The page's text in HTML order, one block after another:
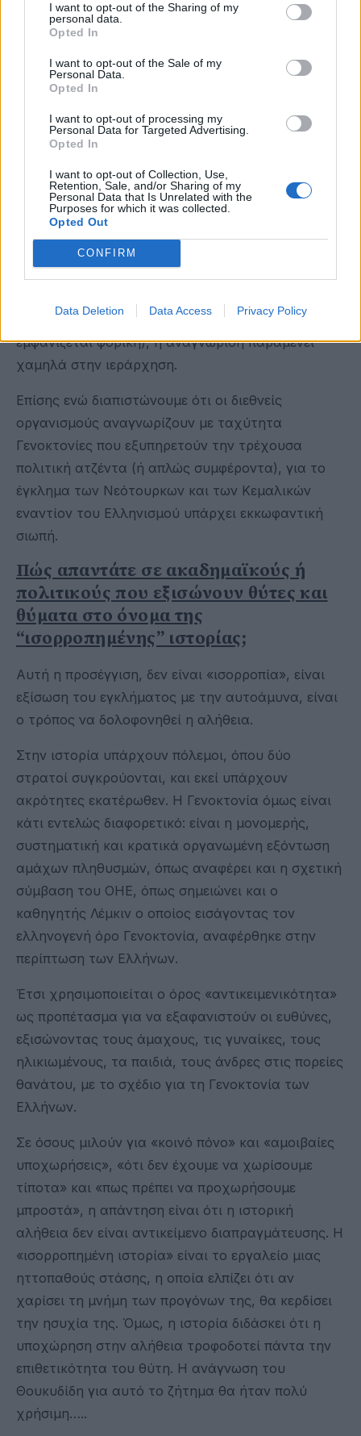
I want to opt-out of the Sharing of my
personal data.
Opted In
I want to opt-out of the Sale of my
Personal Data.
Opted In
I want to opt-out of processing my
Personal Data for Targeted Advertising.
Opted In
I want to opt-out of Collection, Use,
Retention, Sale, and/or Sharing of my
Personal Data that Is Unrelated with the
Purposes for which it was collected.
Opted Out
CONFIRM
Data Deletion Data Access Privacy Policy
απλώς «πολεμικά γεγονότα». Η Γενοκτονία των
Ελλήνων συχνά τοποθετείται σε μια «δεύτερη
κατηγορία», επειδή η Τουρκία –σε αντίθεση με τη
μεταπολεμική Γερμανία– δεν ηττήθηκε (ηθικά) και
Η ιεράρχηση καθορίζεται επίσης από το ποιος
θύτης είναι ένας στρατηγικός σύμμαχος της
Δύσης (όπως η Τουρκία), η Γενοκτονία
«υποβαθμίζεται» στην ιεραρχία για να μην
διαταραχθούν οι «ισορροπίες». Αν το θύμα δεν
δυστυχώς συμβαίνει συχνά με την Ελλάδα που
εμφανίζεται φοβική), η αναγνώριση παραμένει
χαμηλά στην ιεράρχηση.
Επίσης ενώ διαπιστώνουμε ότι οι διεθνείς
οργανισμούς αναγνωρίζουν με ταχύτητα
Γενοκτονίες που εξυπηρετούν την τρέχουσα
πολιτική ατζέντα (ή απλώς συμφέροντα), για το
έγκλημα των Νεότουρκων και των Κεμαλικών
εναντίον του Ελληνισμού υπάρχει εκκωφαντική
σιωπή.
Πώς απαντάτε σε ακαδημαϊκούς ή
πολιτικούς που εξισώνουν θύτες και
θύματα στο όνομα της
“ισορροπημένης” ιστορίας;
Αυτή η προσέγγιση, δεν είναι «ισορροπία», είναι
εξίσωση του εγκλήματος με την αυτοάμυνα, είναι
ο τρόπος να δολοφονηθεί η αλήθεια.
Στην ιστορία υπάρχουν πόλεμοι, όπου δύο
στρατοί συγκρούονται, και εκεί υπάρχουν
ακρότητες εκατέρωθεν. Η Γενοκτονία όμως είναι
κάτι εντελώς διαφορετικό: είναι η μονομερής,
συστηματική και κρατικά οργανωμένη εξόντωση
αμάχων πληθυσμών, όπως αναφέρει και η σχετική
σύμβαση του ΟΗΕ, όπως σημειώνει και ο
καθηγητής Λέμκιν ο οποίος εισάγοντας τον
ελληνογενή όρο Γενοκτονία, αναφέρθηκε στην
περίπτωση των Ελλήνων.
Έτσι χρησιμοποιείται ο όρος «αντικειμενικότητα»
ως προπέτασμα για να εξαφανιστούν οι ευθύνες,
εξισώνοντας τους άμαχους, τις γυναίκες, τους
ηλικιωμένους, τα παιδιά, τους άνδρες στις πορείες
θανάτου, με το σχέδιο για τη Γενοκτονία των
Ελλήνων.
Σε όσους μιλούν για «κοινό πόνο» και «αμοιβαίες
υποχωρήσεις», «ότι δεν έχουμε να χωρίσουμε
τίποτα» και «πως πρέπει να προχωρήσουμε
μπροστά», η απάντηση είναι ότι η ιστορική
αλήθεια δεν είναι αντικείμενο διαπραγμάτευσης. Η
«ισορροπημένη ιστορία» είναι το εργαλείο μιας
ηττοπαθούς στάσης, η οποία ελπίζει ότι αν
χαρίσει τη μνήμη των προγόνων της, θα κερδίσει
την ησυχία της. Όμως, η ιστορία διδάσκει ότι η
υποχώρηση στην αλήθεια τροφοδοτεί πάντα την
επιθετικότητα του θύτη. Η ανάγνωση του
Θουκυδίδη για αυτό το ζήτημα θα ήταν πολύ
χρήσιμη…..